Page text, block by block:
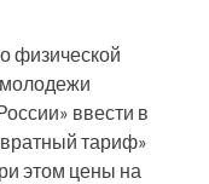
физической
молодежи
ввести в
тариф»
этом цены на